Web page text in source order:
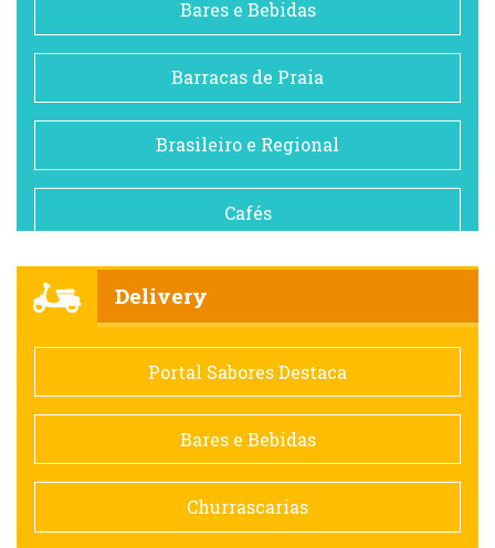
Bares e Bebidas
Barracas de Praia
Brasileiro e Regional
Cafés
Comida saudável
Contemporânea
Doceria
Delivery
Portal Sabores Destaca
Bares e Bebidas
Churrascarias